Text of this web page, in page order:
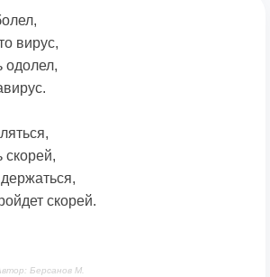
вирус,
одолел,
скорей,
скорей.
Берсанов М.